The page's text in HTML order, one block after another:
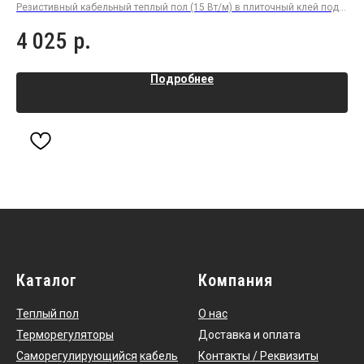
Резистивный кабельный теплый пол (15 Вт/м) в плиточный клей под
4 025 р.
Подробнее
Каталог
Теплый пол
Терморегуляторы
Саморегулирующийся кабель
Компания
О нас
Доставка и оплата
Контакты / Реквизиты